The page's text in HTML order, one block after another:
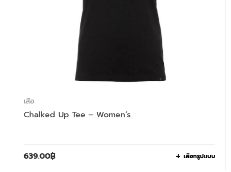
เสื้อ
Chalked Up Tee – Women’s
639.00฿ เลือกรูปแบบ